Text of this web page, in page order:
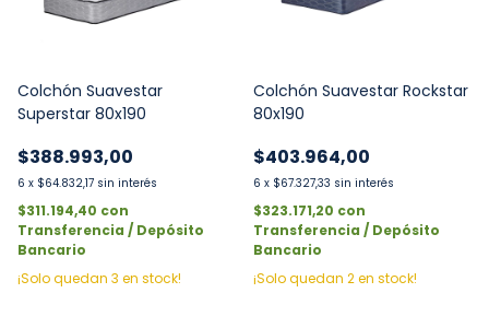
Colchón Suavestar
Superstar 80x190
$388.993,00
6 x $64.832,17 sin interés
$311.194,40 con
Transferencia / Depósito
Bancario
¡Solo quedan 3 en stock!
Colchón Suavestar Rockstar
80x190
$403.964,00
6 x $67.327,33 sin interés
$323.171,20 con
Transferencia / Depósito
Bancario
¡Solo quedan 2en stock!